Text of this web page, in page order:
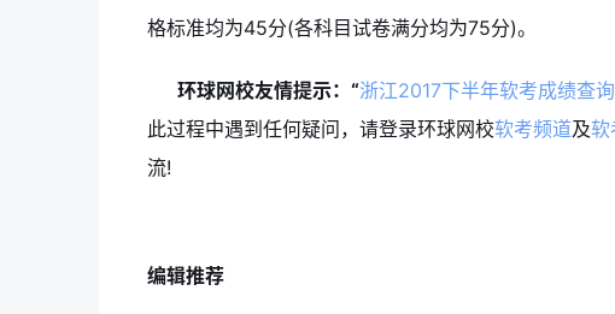
格标准均为45分(各科目试卷满分均为75分)。
环球网校友情提示： “浙江2017下半年软考成绩查
此过程中遇到任何疑问，请登录环球网校软考频道及软
流!
编辑推荐